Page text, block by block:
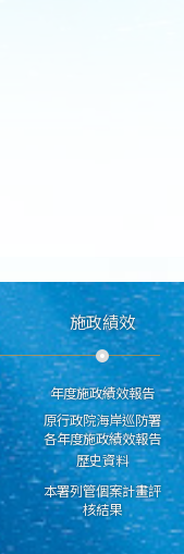
施政績效
年度施政績效報告
原行政院海岸巡防署
各年度施政績效報告
歷史資料
本署列管個案計畫評
核結果